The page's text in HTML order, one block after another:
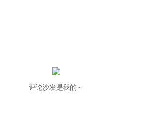
评论沙发是我的～